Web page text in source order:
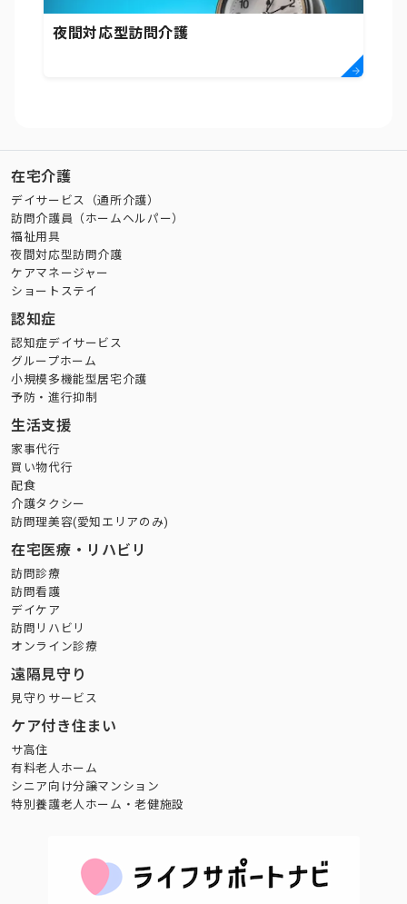
夜間対応型訪問介護
在宅介護
デイサービス（通所介護）
訪問介護員（ホームヘルパー）
福祉用具
夜間対応型訪問介護
ケアマネージャー
ショートステイ
認知症
認知症デイサービス
グループホーム
小規模多機能型居宅介護
予防・進行抑制
生活支援
家事代行
買い物代行
配食
介護タクシー
訪問理美容(愛知エリアのみ)
在宅医療・リハビリ
訪問診療
訪問看護
デイケア
訪問リハビリ
オンライン診療
遠隔見守り
見守りサービス
ケア付き住まい
サ高住
有料老人ホーム
シニア向け分譲マンション
特別養護老人ホーム・老健施設